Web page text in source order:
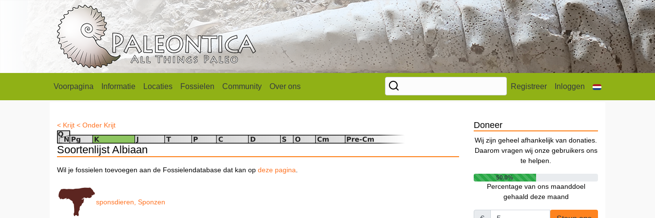
Voorpagina Informatie Locaties Fossielen Community Over ons Registreer Inloggen
< Krijt < Onder Krijt
Soortenlijst Albiaan
Wil je fossielen toevoegen aan de Fossielendatabase dat kan op deze pagina
sponsdieren, Sponzen
Doneer
Wij zijn geheel afhankelijk van donaties.
Daarom vragen wij onze gebruikers ons
te helpen.
50.0%
Percentage van ons maanddoel
gehaald deze maand